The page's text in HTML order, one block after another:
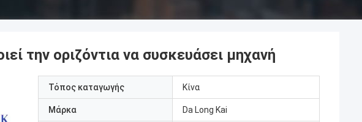
την οριζόντια να συσκευάσει μηχανή
Τόπος καταγωγής Κίνα
Μάρκα Da Long Kai